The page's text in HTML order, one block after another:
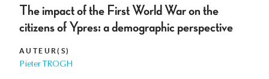
The impact of the First World War on the
citizens of Ypres: a demographic perspective
AUTEUR(S)
Pieter TROGH